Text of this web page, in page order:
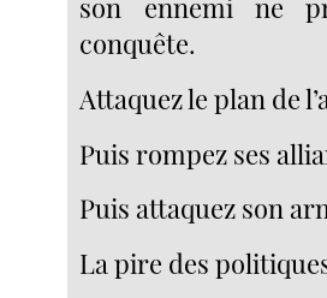
son ennemi ne
conquête.
Attaquez le plan de
Puis rompez ses
Puis attaquez son
La pire des